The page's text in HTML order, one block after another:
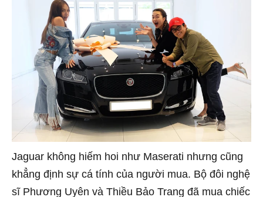
Jaguar không hiếm hoi như Maserati nhưng cũng
khẳng định sự cá tính của người mua. Bộ đôi nghệ
sĩ Phương Uyên và Thiều Bảo Trang đã mua chiếc